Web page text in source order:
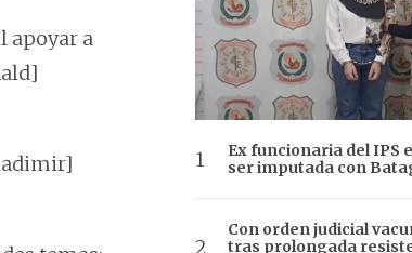
apoyar a
Ex funcionaria del IPS
ser imputada con
Con orden judicial
tras prolongada